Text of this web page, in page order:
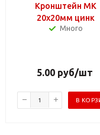
Кронштейн МК
20х20мм цинк
Много
5.00руб/шт
В